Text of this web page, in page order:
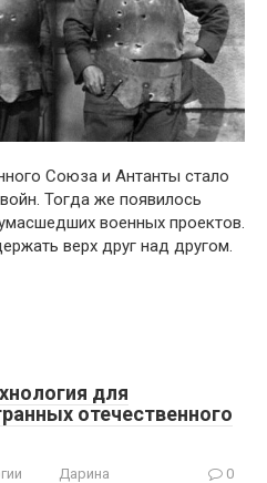
Союза и Антанты стало
Тогда же появилось
военных проектов.
верх друг над другом.
для
отечественного
Дарина 0